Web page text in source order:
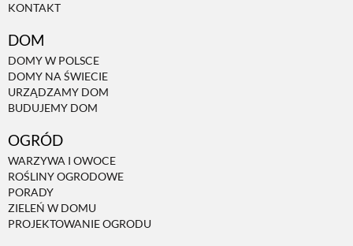
KONTAKT
DOM
DOMY W POLSCE
DOMY NA ŚWIECIE
URZĄDZAMY DOM
BUDUJEMY DOM
OGRÓD
WARZYWA I OWOCE
ROŚLINY OGRODOWE
PORADY
ZIELEŃ W DOMU
PROJEKTOWANIE OGRODU
NATURALNA APTECZKA
PRZYRODA